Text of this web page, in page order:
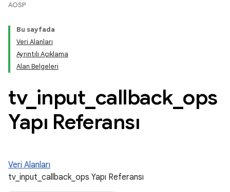
AOSP
Bu sayfada
Veri Alanları
Ayrıntılı Açıklama
Alan Belgeleri
tv_ input callback_ ops
Yapı Referansı
Veri Alanları
tv_input_callback_ops Yapı Referansı